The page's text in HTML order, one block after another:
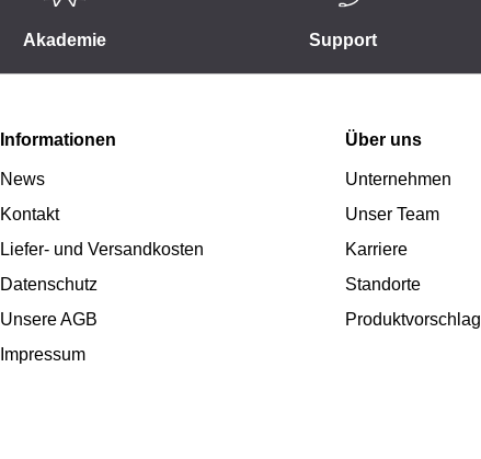
Akademie Support
Informationen
News
Kontakt
Liefer- und Versandkosten
Datenschutz
Unsere AGB
Impressum
Über uns
Unternehmen
Unser Team
Karriere
Standorte
Produktvorschlag